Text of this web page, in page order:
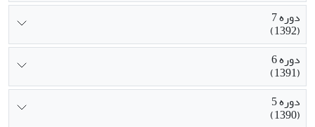
دوره 7
(1392)
دوره 6
(1391)
دوره 5
(1390)